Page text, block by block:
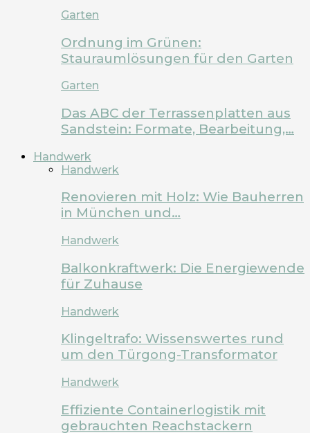
Garten
Ordnung im Grünen:
Stauraumlösungen für den Garten
Garten
Das ABC der Terrassenplatten aus
Sandstein: Formate, Bearbeitung,…
Handwerk
Handwerk
Renovieren mit Holz: Wie Bauherren
in München und…
Handwerk
Balkonkraftwerk: Die Energiewende
für Zuhause
Handwerk
Klingeltrafo: Wissenswertes rund
um den Türgong-Transformator
Handwerk
Effiziente Containerlogistik mit
gebrauchten Reachstackern